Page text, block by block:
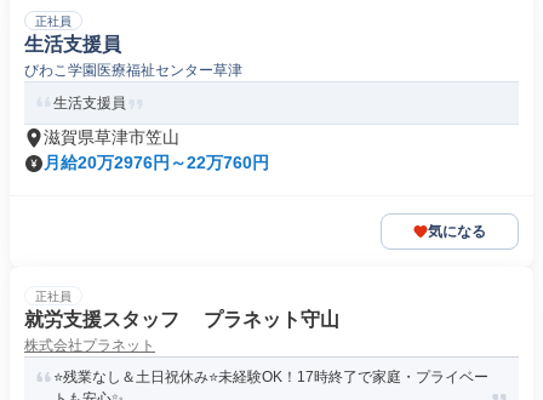
正社員
生活支援員
びわこ学園医療福祉センター草津
生活支援員
滋賀県草津市笠山
月給20万2976円～22万760円
気になる
正社員
就労支援スタッフ プラネット守山
株式会社プラネット
⭐残業なし＆土日祝休み⭐未経験OK！17時終了で家庭・プライベー